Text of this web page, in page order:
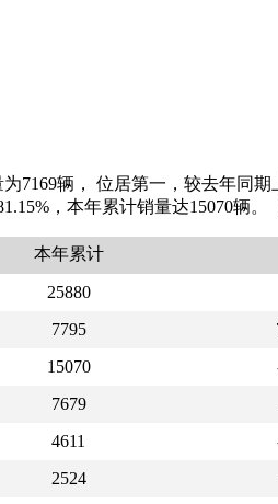
辆， 位居第一，较去年同
，本年累计销量达15070辆。
本年累计
25880
7795
15070
7679
4611
2524